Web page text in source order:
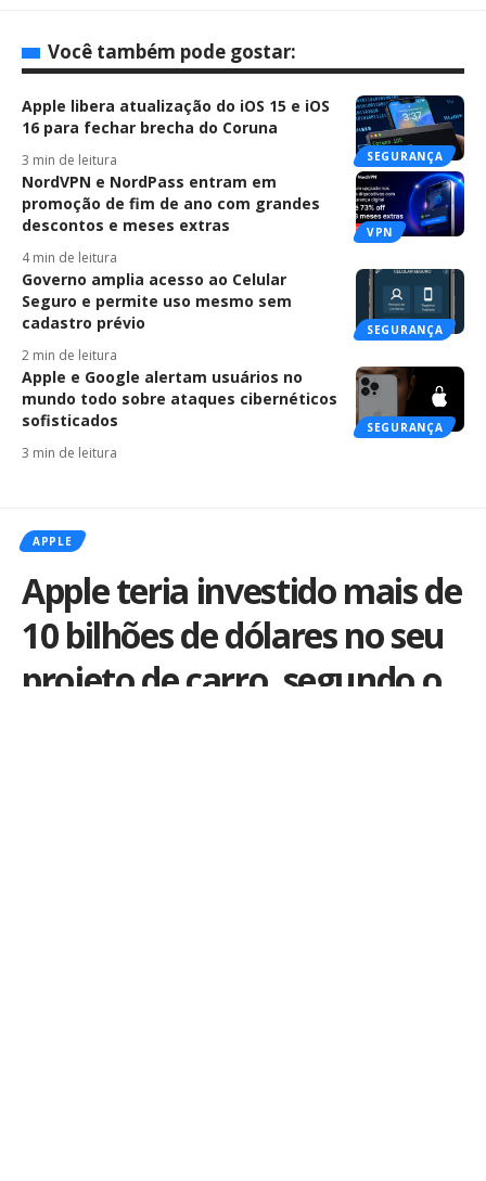
Você também pode gostar:
SEGURANÇA
Apple libera atualização do iOS 15 e iOS
16 para fechar brecha do Coruna
3 min de leitura
VPN
NordVPN e NordPass entram em
promoção de fim de ano com grandes
descontos e meses extras
4 min de leitura
SEGURANÇA
Governo amplia acesso ao Celular
Seguro e permite uso mesmo sem
cadastro prévio
2 min de leitura
SEGURANÇA
Apple e Google alertam usuários no
mundo todo sobre ataques cibernéticos
sofisticados
3 min de leitura
APPLE
Apple teria investido mais de
10 bilhões de dólares no seu
projeto de carro, segundo o